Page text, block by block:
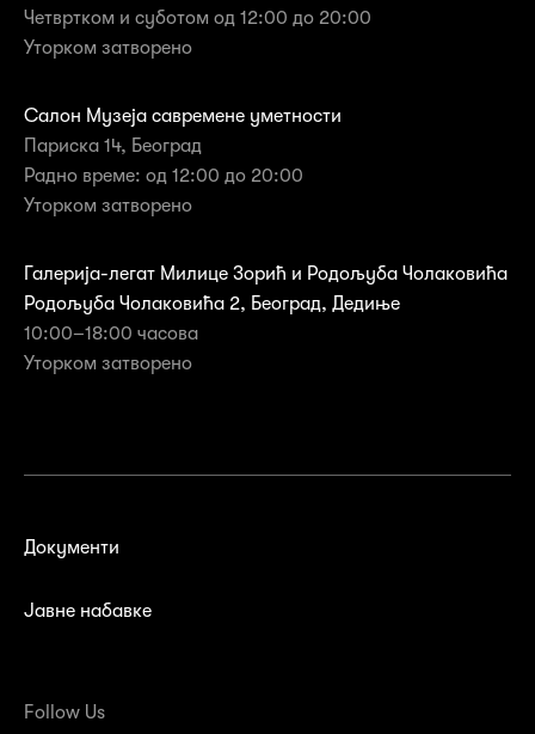
Четвртком и суботом од 12:00 до 20:00
Уторком затворенo
Салон Музеја савремене уметности
Париска 14, Београд
Радно време: од 12:00 до 20:00
Уторком затворено
Галерија-легат Милице Зорић и Родољуба Чолаковића
Родољуба Чолаковића 2, Београд, Дедиње
10:00–18:00 часова
Уторком затворенo
Документи
Јавне набавке
Follow Us